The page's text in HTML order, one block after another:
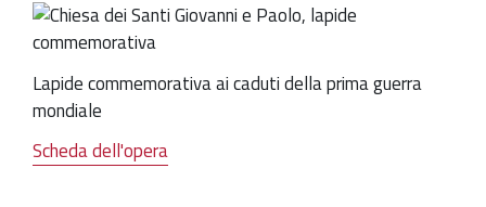
Lapide commemorativa ai caduti della prima guerra
mondiale
Scheda dell'opera